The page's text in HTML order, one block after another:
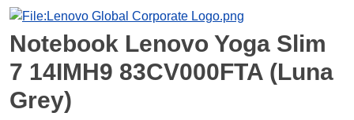
Notebook Lenovo Yoga Slim
7 14IMH9 83CV000FTA (Luna
Grey)